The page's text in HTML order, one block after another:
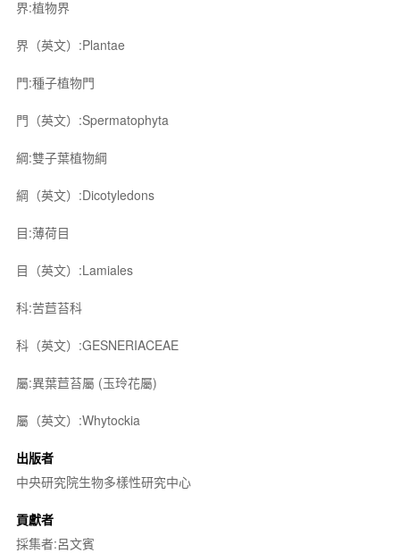
界:植物界
界（英文）:Plantae
門:種子植物門
門（英文）:Spermatophyta
綱:雙子葉植物綱
綱（英文）:Dicotyledons
目:薄荷目
目（英文）:Lamiales
科:苦苣苔科
科（英文）:GESNERIACEAE
屬:異葉苣苔屬 (玉玲花屬)
屬（英文）:Whytockia
出版者
中央研究院生物多樣性研究中心
貢獻者
採集者:呂文賓